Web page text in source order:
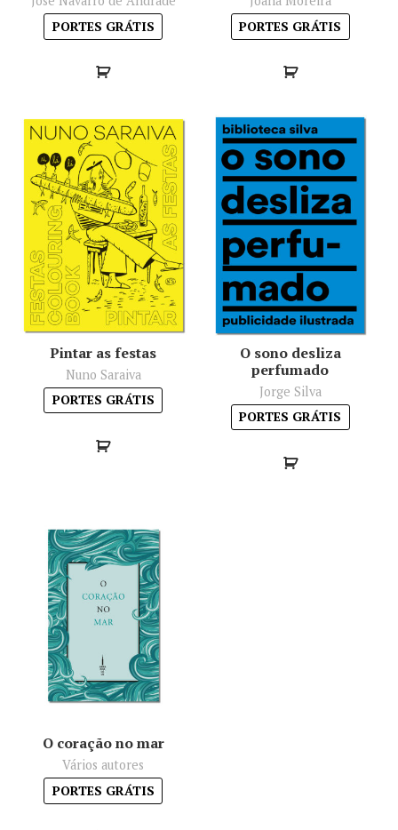
PORTES GRÁTIS
PORTES GRÁTIS
Pintar as festas
Nuno Saraiva
PORTES GRÁTIS
O sono desliza
perfumado
Jorge Silva
PORTES GRÁTIS
O coração no mar
Vários autores
PORTES GRÁTIS